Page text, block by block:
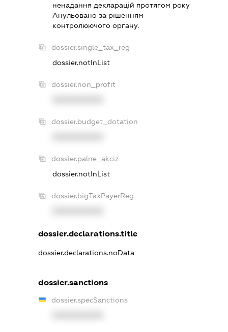
ненадання декларацiй протягом року
Анульовано за рiшенням
контролюючого органу.
dossier.single_tax_reg
dossier.notInList
dossier.non_profit
dossier.budget_dotation
dossier.palne_akciz
dossier.notInList
dossier.bigTaxPayerReg
dossier.declarations.title
dossier.declarations.noData
dossier.sanctions
dossier.specSanctions